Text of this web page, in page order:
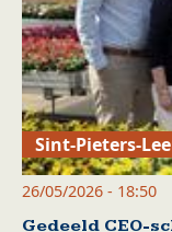
Sint-Pieters-
26/05/2026 - 18:50
Gedeeld CEO-